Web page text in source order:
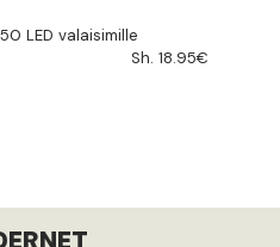
LED valaisimille
Sh. 18.95€